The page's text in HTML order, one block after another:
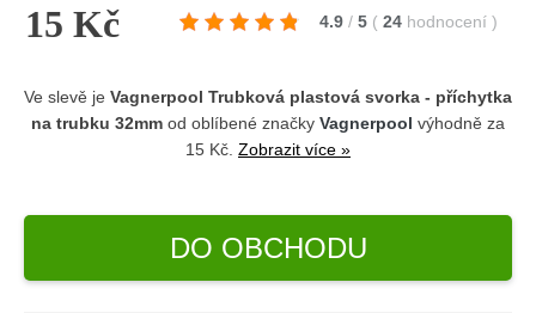
15 Kč 4.9 / 5 ( 24 hodnocení )
Ve slevě je Vagnerpool Trubková plastová svorka - příchytka
na trubku 32mm od oblíbené značky Vagnerpool výhodně za
15 Kč. Zobrazit více »
DO OBCHODU